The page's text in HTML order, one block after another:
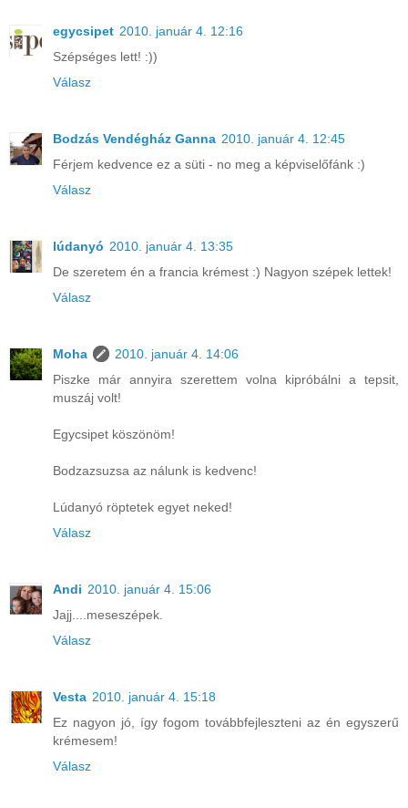
egycsipet 2010. január 4. 12:16
Szépséges lett! :))
Válasz
Bodzás Vendégház Ganna 2010. január 4. 12:45
Férjem kedvence ez a süti - no meg a képviselőfánk :)
Válasz
lúdanyó 2010. január 4. 13:35
De szeretem én a francia krémest :) Nagyon szépek lettek!
Válasz
Moha
2010. január 4. 14:06
Piszke már annyira szerettem volna kipróbálni a tepsit,
muszáj volt!
Egycsipet köszönöm!
Bodzazsuzsa az nálunk is kedvenc!
Lúdanyó röptetek egyet neked!
Válasz
Andi 2010. január 4. 15:06
Jajj....meseszépek.
Válasz
Vesta 2010. január 4. 15:18
Ez nagyon jó, így fogom továbbfejleszteni az én egyszerű
krémesem!
Válasz